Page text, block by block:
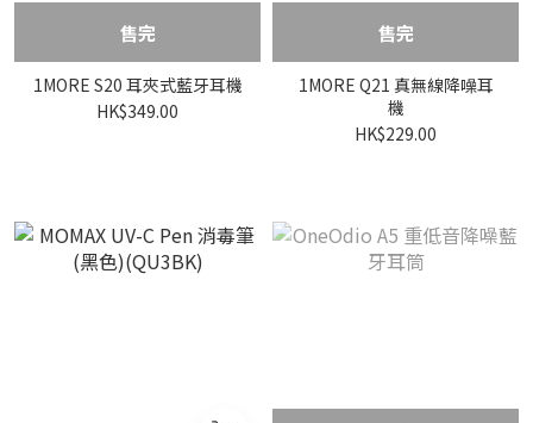
售完
1MORE S20 耳夾式藍牙耳機
HK$349.00
售完
1MORE Q21 真無線降噪耳
機
HK$229.00